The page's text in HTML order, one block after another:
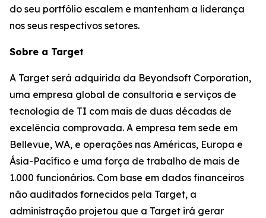
do seu portfólio escalem e mantenham a liderança
nos seus respectivos setores.
Sobre a Target
A Target será adquirida da Beyondsoft Corporation,
uma empresa global de consultoria e serviços de
tecnologia de TI com mais de duas décadas de
excelência comprovada. A empresa tem sede em
Bellevue, WA, e operações nas Américas, Europa e
Ásia-Pacífico e uma força de trabalho de mais de
1.000 funcionários. Com base em dados financeiros
não auditados fornecidos pela Target, a
administração projetou que a Target irá gerar